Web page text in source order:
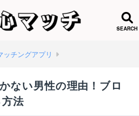
ッチングアプリ
ない男性の理由！ブロ
法